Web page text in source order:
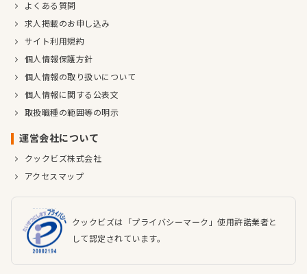
よくある質問
求人掲載のお申し込み
サイト利用規約
個人情報保護方針
個人情報の取り扱いについて
個人情報に関する公表文
取扱職種の範囲等の明示
運営会社について
クックビズ株式会社
アクセスマップ
クックビズは「プライバシーマーク」使用許諾業者と
して認定されています。